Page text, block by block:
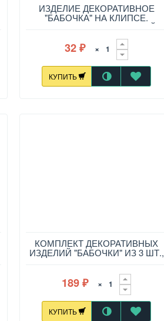
ИЗДЕЛИЕ ДЕКОРАТИВНОЕ
"БАБОЧКА" НА КЛИПСЕ.
ДЛИНА=14СМ. САЛАТОВЫЙ
32₽ ×
КУПИТЬ
КОМПЛЕКТ ДЕКОРАТИВНЫХ
ИЗДЕЛИЙ "БАБОЧКИ" ИЗ 3 ШТ.,
189₽ ×
КУПИТЬ